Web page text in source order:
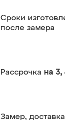
Сроки
после замера
Рассрочка на 3,
Замер,